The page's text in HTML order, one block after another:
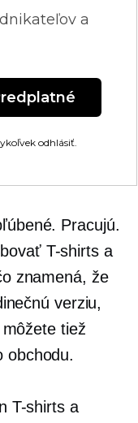
a
odhlásiť.
Pracujú.
T-shirtsa
znamená, že
verziu,
tiež
obchodu.
T-shirtsa